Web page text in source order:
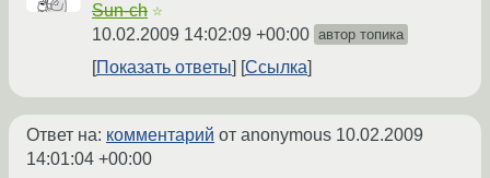
Sun-ch ☆
10.02.2009 14:02:09 +00:00 автор топика
Показать ответы Ссылка
Ответ на: комментарий от anonymous 10.02.2009
14:01:04 +00:00